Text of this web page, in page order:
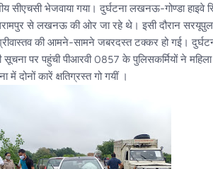
सीएचसी भेजवाया गया। दुर्घटना लखनऊ-गोण्डा
से लखनऊ की ओर जा रहे थे। इसी दौरान
की आमने-सामने जबरदस्त टक्कर हो गई।
पर पहुंची पीआरवी 0857 के पुलिसकर्मियों ने
में दोनों कारें क्षतिग्रस्त गो गयीं ।